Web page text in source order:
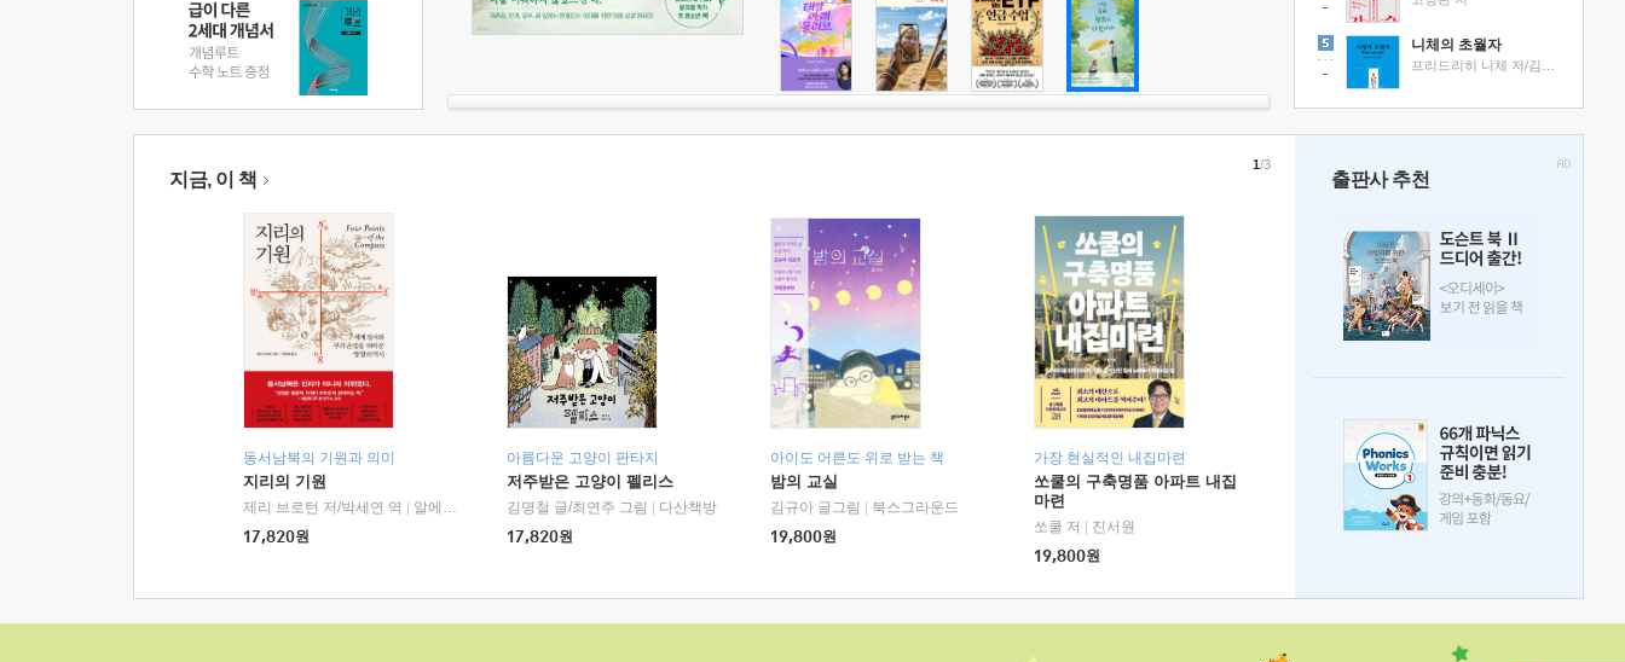
니체의 초월자
지금, 이 책
동서남북의 기원과 의미
지리의 기원
제리 브로턴 저/박세연 역
알에이치코리아(RHK)
17,820원
아름다운 고양이 판타지
저주받은 고양이 펠리스
김명철 글/최연주 그림
다산책방
17,820원
아이도 어른도 위로 받는 책
밤의 교실
김규아 글그림
북스그라운드
19,800원
가장 현실적인 내집마련
쏘쿨의 구축명품 아파트 내집
마련
쏘쿨 저
진서원
19,800원
1/3
출판사 추천